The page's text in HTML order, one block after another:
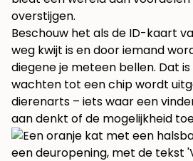
overstijgen.
Beschouw het als de ID-kaart
weg kwijt is en door iemand
diegene je meteen bellen. Dat
wachten tot een chip wordt
dierenarts – iets waar een
aan denkt of de mogelijkheid